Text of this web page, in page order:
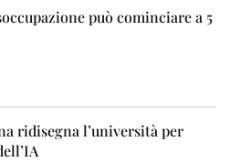
può cominciare a 5
ridisegna l’università per